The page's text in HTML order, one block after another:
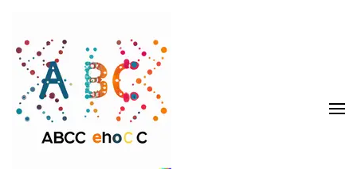
contenu
(Pressez
Entrée)